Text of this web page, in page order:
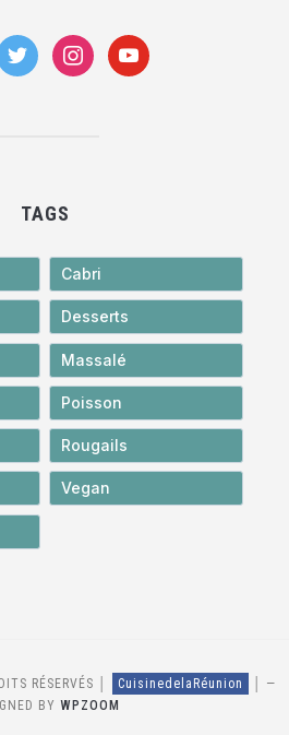
instagramyoutube
TAGS
Cabri
Desserts
Massalé
Poisson
Rougails
Vegan
RÉSERVÉS │ CuisinedelaRéunion
—
BY WPZOOM